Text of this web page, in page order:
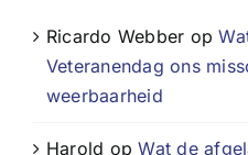
Ricardo Webber op
Veteranendag ons
weerbaarheid
Harold opWat de